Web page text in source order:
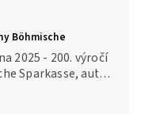
Böhmische
2025 - 200. výročí
Sparkasse, autor
běžná